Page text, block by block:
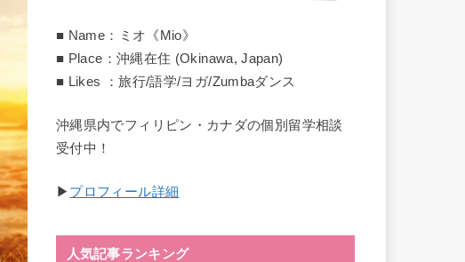
■ Name：ミオ《Mio》
■ Place：沖縄在住 (Okinawa, Japan)
■ Likes ：旅行/語学/ヨガ/Zumbaダンス
沖縄県内でフィリピン・カナダの個別留学相談
受付中！
▶︎ プロフィール詳細
人気記事ランキング